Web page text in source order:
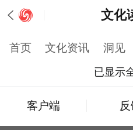
文化
首页 文化资讯 洞见
已显示
客户端